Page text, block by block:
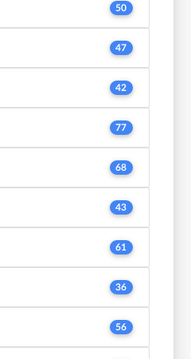
50
47
42
77
68
43
61
36
56